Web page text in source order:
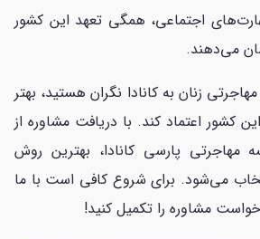
اجتماعی، همگی تعهد این کشور
می‌دهند.
زنان به کانادا نگران هستید، بهتر
کشور اعتماد کند. با دریافت مشاوره از
مهاجرتی پارسی کانادا، بهترین روش
می‌شود. برای شروع کافی است با ما
مشاوره را تکمیل کنید!